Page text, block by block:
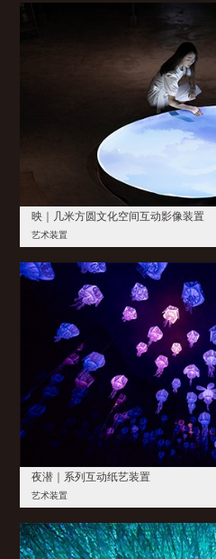
映｜几米方圆文化空间互动影像装置
艺术装置
夜潜｜系列互动纸艺装置
艺术装置